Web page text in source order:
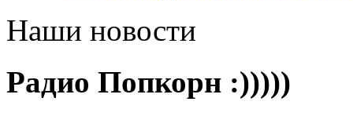
Наши новости
Радио Попкорн :)))))